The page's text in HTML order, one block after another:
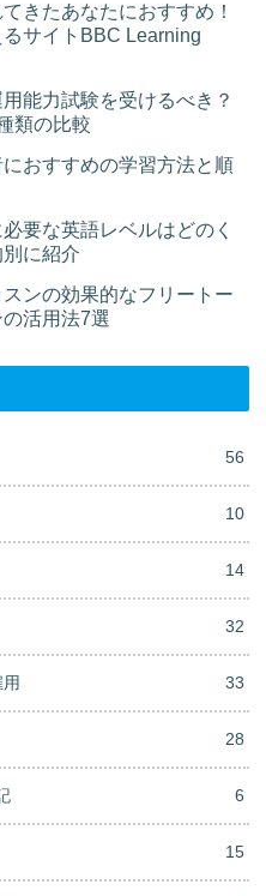
きたあなたにおすすめ！
サイトBBC Learning
能力試験を受けるべき？
類の比較
おすすめの学習方法と順
要な英語レベルはどのく
に紹介
ンの効果的なフリートー
活用法7選
56
10
14
32
33
28
6
15